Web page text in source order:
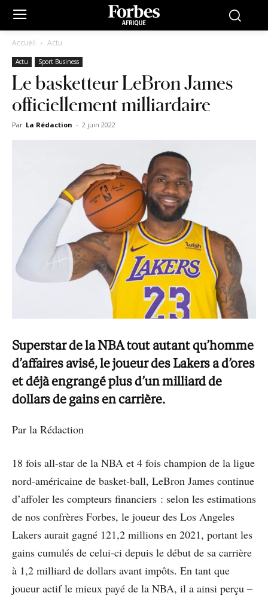
Accueil Actu
Actu Sport Business
Le basketteur LeBron James
officiellement milliardaire
Par La Rédaction - 2 juin 2022
Superstar de la NBA tout autant qu’homme
d’affaires avisé, le joueur des Lakers a d’ores
et déjà engrangé plus d’un milliard de
dollars de gains en carrière.
Par la Rédaction
18 fois all-star de la NBA et 4 fois champion de la ligue
nord-américaine de basket-ball, LeBron James continue
d’affoler les compteurs financiers : selon les estimations
de nos confrères Forbes, le joueur des Los Angeles
Lakers aurait gagné 121,2 millions en 2021, portant les
gains cumulés de celui-ci depuis le début de sa carrière
à 1,2 milliard de dollars avant impôts. En tant que
joueur actif le mieux payé de la NBA, il a ainsi perçu –